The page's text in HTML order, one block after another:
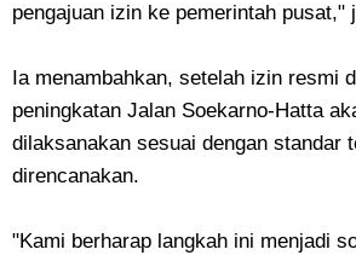
pengajuan izin ke pemerintah pusat,"
Ia menambahkan, setelah izin resmi
peningkatan Jalan Soekarno-Hatta
dilaksanakan sesuai dengan standar
direncanakan.
"Kami berharap langkah ini menjadi